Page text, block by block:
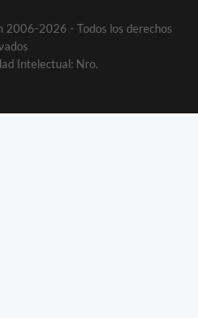
2006-2026 - Todos los derechos
Intelectual: Nro.